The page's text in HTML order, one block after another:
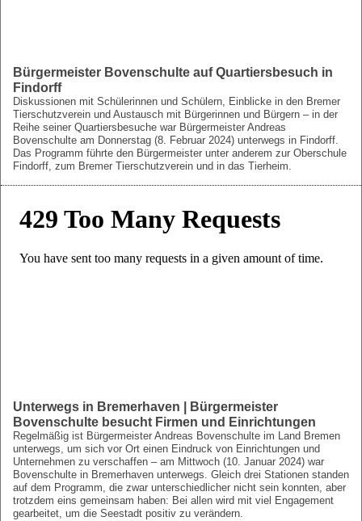
Bürgermeister Bovenschulte auf Quartiersbesuch in
Findorff
Diskussionen mit Schülerinnen und Schülern, Einblicke in den Bremer
Tierschutzverein und Austausch mit Bürgerinnen und Bürgern – in der
Reihe seiner Quartiersbesuche war Bürgermeister Andreas
Bovenschulte am Donnerstag (8. Februar 2024) unterwegs in Findorff.
Das Programm führte den Bürgermeister unter anderem zur Oberschule
Findorff, zum Bremer Tierschutzverein und in das Tierheim.
Unterwegs in Bremerhaven | Bürgermeister
Bovenschulte besucht Firmen und Einrichtungen
Regelmäßig ist Bürgermeister Andreas Bovenschulte im Land Bremen
unterwegs, um sich vor Ort einen Eindruck von Einrichtungen und
Unternehmen zu verschaffen – am Mittwoch (10. Januar 2024) war
Bovenschulte in Bremerhaven unterwegs. Gleich drei Stationen standen
auf dem Programm, die zwar unterschiedlicher nicht sein konnten, aber
trotzdem eins gemeinsam haben: Bei allen wird mit viel Engagement
gearbeitet, um die Seestadt positiv zu verändern.